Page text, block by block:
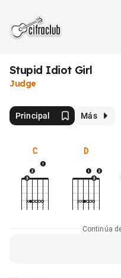
Stupid Idiot Girl
Judge
Principal Más
C D
Continúa